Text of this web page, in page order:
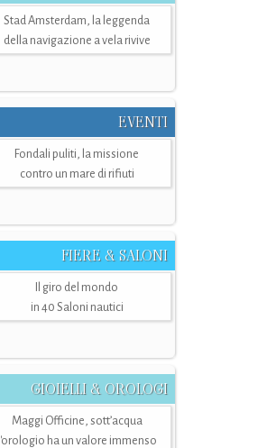
Stad Amsterdam, la leggenda
della navigazione a vela rivive
EVENTI
Fondali puliti, la missione
contro un mare di rifiuti
FIERE & SALONI
Il giro del mondo
in 40 Saloni nautici
GIOIELLI & OROLOGI
Maggi Officine, sott’acqua
l'orologio ha un valore immenso